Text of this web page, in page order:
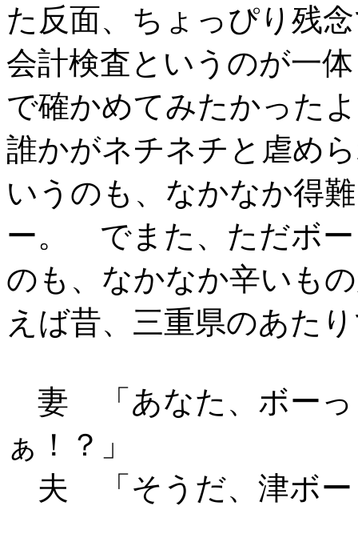
た反面、ちょっぴり残
会計検査というのが一
で確かめてみたかった
誰かがネチネチと虐め
いうのも、なかなか得
ー。 でまた、ただボ
のも、なかなか辛いも
えば昔、三重県のあた
妻 「あなた、ボーっ
ぁ！？」
夫 「そうだ、津ボー